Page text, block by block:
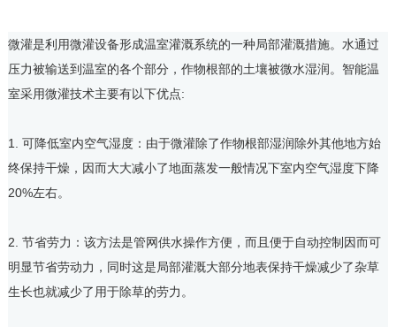
微灌是利用微灌设备形成温室灌溉系统的一种局部灌溉措施。水通过
压力被输送到温室的各个部分，作物根部的土壤被微水湿润。 智能温
室采用微灌技术主要有以下优点:
1. 可降低室内空气湿度：由于微灌除了作物根部湿润除外其他地方始
终保持干燥，因而大大减小了地面蒸发一般情况下室内空气湿度下降
20%左右。
2. 节省劳力：该方法是管网供水操作方便，而且便于自动控制因而可
明显节省劳动力，同时这是局部灌溉大部分地表保持干燥减少了杂草
生长也就减少了用于除草的劳力。